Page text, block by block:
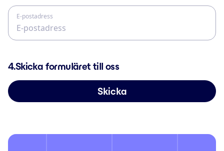
E-postadress
4.Skicka formuläret till oss
Skicka